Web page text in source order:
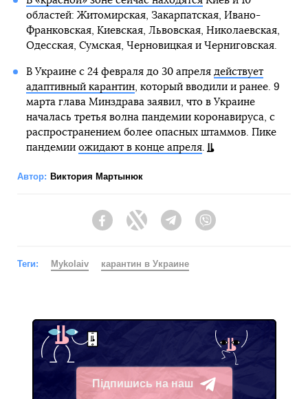
областей: Житомирская, Закарпатская, Ивано-
Франковская, Киевская, Львовская, Николаевская,
Одесская, Сумская, Черновицкая и Черниговская.
В Украине с 24 февраля до 30 апреля действует
адаптивный карантин, который вводили и ранее. 9
марта глава Минздрава заявил, что в Украине
началась третья волна пандемии коронавируса, с
распространением более опасных штаммов. Пике
пандемии ожидают в конце апреля.
Автор: Виктория Мартынюк
FacebookTwitter Telegram
Теги: Mykolaiv карантин в Украине
Підпишись на наш
Telegram